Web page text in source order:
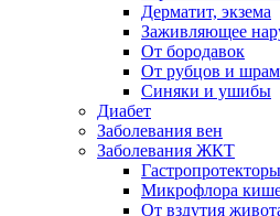
Дерматит, экзема
Заживляющее
От бородавок
От рубцов и
Синяки и ушибы
Диабет
Заболевания вен
Заболевания ЖКТ
Гастропротекторы
Микрофлора
От вздутия